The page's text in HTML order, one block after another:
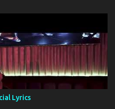
dar hasta topar pues no hay de
voy por mi línea no veo a
no se me duerm voy chicoteado
rato que me agarran el colmillo
Al tiro esta la PrimiZa
doy la mano al que su amigo y
me paran aquí hay pa más
Lyrics